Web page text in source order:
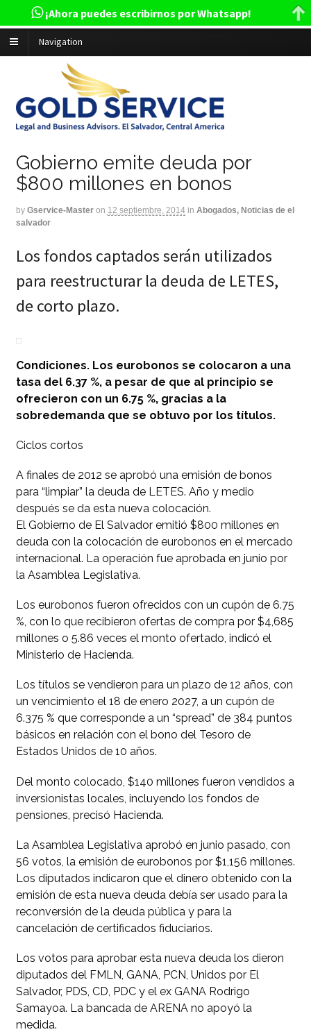
Navigation
Gobierno emite deuda por
$800 millones en bonos
by Gservice-Master on 12 septiembre, 2014 in Abogados, Noticias de el
salvador
Los fondos captados serán utilizados
para reestructurar la deuda de LETES,
de corto plazo.
Condiciones. Los eurobonos se colocaron a una
tasa del 6.37 %, a pesar de que al principio se
ofrecieron con un 6.75 %, gracias a la
sobredemanda que se obtuvo por los títulos.
Ciclos cortos
A finales de 2012 se aprobó una emisión de bonos
para “limpiar” la deuda de LETES. Año y medio
después se da esta nueva colocación.
El Gobierno de El Salvador emitió $800 millones en
deuda con la colocación de eurobonos en el mercado
internacional. La operación fue aprobada en junio por
la Asamblea Legislativa.
Los eurobonos fueron ofrecidos con un cupón de 6.75
%, con lo que recibieron ofertas de compra por $4,685
millones o 5.86 veces el monto ofertado, indicó el
Ministerio de Hacienda.
Los títulos se vendieron para un plazo de 12 años, con
un vencimiento el 18 de enero 2027, a un cupón de
6.375 % que corresponde a un “spread” de 384 puntos
básicos en relación con el bono del Tesoro de
Estados Unidos de 10 años.
Del monto colocado, $140 millones fueron vendidos a
inversionistas locales, incluyendo los fondos de
pensiones, precisó Hacienda.
La Asamblea Legislativa aprobó en junio pasado, con
56 votos, la emisión de eurobonos por $1,156 millones.
Los diputados indicaron que el dinero obtenido con la
emisión de esta nueva deuda debía ser usado para la
reconversión de la deuda pública y para la
cancelación de certificados fiduciarios.
Los votos para aprobar esta nueva deuda los dieron
diputados del FMLN, GANA, PCN, Unidos por El
Salvador, PDS, CD, PDC y el ex GANA Rodrigo
Samayoa. La bancada de ARENA no apoyó la
medida.
¡Ahora puedes escribirnos por Whatsapp!